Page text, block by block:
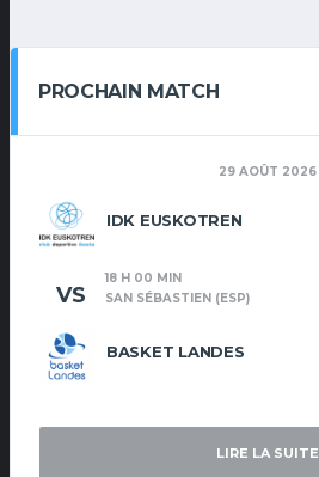
PROCHAIN MATCH
29 AOÛT 2026
IDK EUSKOTREN
BASKET LANDES
VS
18 H 00 MIN
SAN SÉBASTIEN (ESP)
LIRE LA SUITE